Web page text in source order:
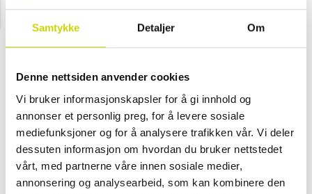
Samtykke Detaljer Om
Denne nettsiden anvender cookies
Vi bruker informasjonskapsler for å gi innhold og
annonser et personlig preg, for å levere sosiale
mediefunksjoner og for å analysere trafikken vår. Vi deler
dessuten informasjon om hvordan du bruker nettstedet
vårt, med partnerne våre innen sosiale medier,
annonsering og analysearbeid, som kan kombinere den
NOK 1,999
Velg farge
(Kun i
butikk)
Svart
Se lagerstatus i butikk